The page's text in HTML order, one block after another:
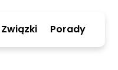
Związki Porady